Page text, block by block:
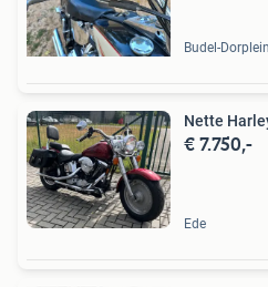
Budel-Dorplein
Nette
€ 7.750,-
Ede